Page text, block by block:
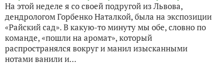
На этой неделе я со своей подругой из Львова,
дендрологом Горбенко Наталкой, была на экспозиции
«Райский сад». В какую-то минуту мы обе, словно по
команде, «пошли на аромат», который
распространялся вокруг и манил изысканными
нотами ванили и...